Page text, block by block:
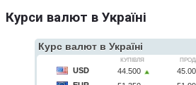
Курси валют в Україні